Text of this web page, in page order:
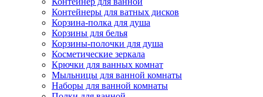
Контейнеры для ватных дисков
Корзина-полка для душа
Корзины для белья
Корзины-полочки для душа
Косметические зеркала
Крючки для ванных комнат
Мыльницы для ванной комнаты
Наборы для ванной комнаты